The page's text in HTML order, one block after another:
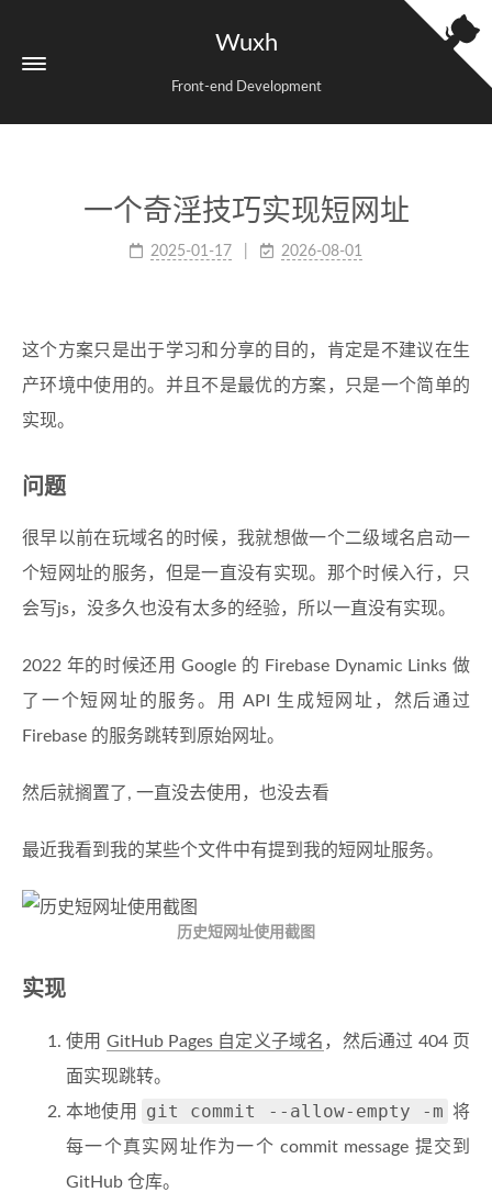
Wuxh
Front-end Development
一个奇淫技巧实现短网址
2025-01-17 2026-08-01
这个方案只是出于学习和分享的目的，肯定是不建议在生
产环境中使用的。并且不是最优的方案，只是一个简单的
实现。
问题
很早以前在玩域名的时候，我就想做一个二级域名启动一
个短网址的服务，但是一直没有实现。那个时候入行，只
会写js，没多久也没有太多的经验，所以一直没有实现。
2022 年的时候还用 Google 的 Firebase Dynamic Links 做
了一个短网址的服务。用 API 生成短网址，然后通过
Firebase 的服务跳转到原始网址。
然后就搁置了, 一直没去使用，也没去看
最近我看到我的某些个文件中有提到我的短网址服务。
历史短网址使用截图
实现
使用 GitHub Pages 自定义子域名 ，然后通过 404 页
面实现跳转。
本地使用
git commit --allow-empty -m 将
每一个真实网址作为一个 commit message 提交到
GitHub 仓库。